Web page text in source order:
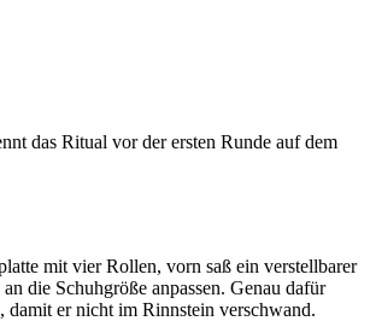
das Ritual vor der ersten Runde auf dem
mit vier Rollen, vorn saß ein verstellbarer
die Schuhgröße anpassen. Genau dafür
damit er nicht im Rinnstein verschwand.